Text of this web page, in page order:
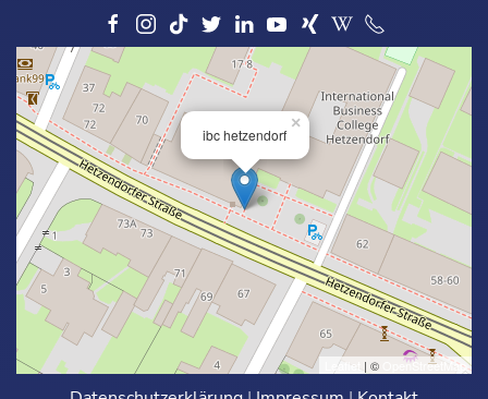
ibc hetzendorf
×
Leaflet | © OpenStreetMap